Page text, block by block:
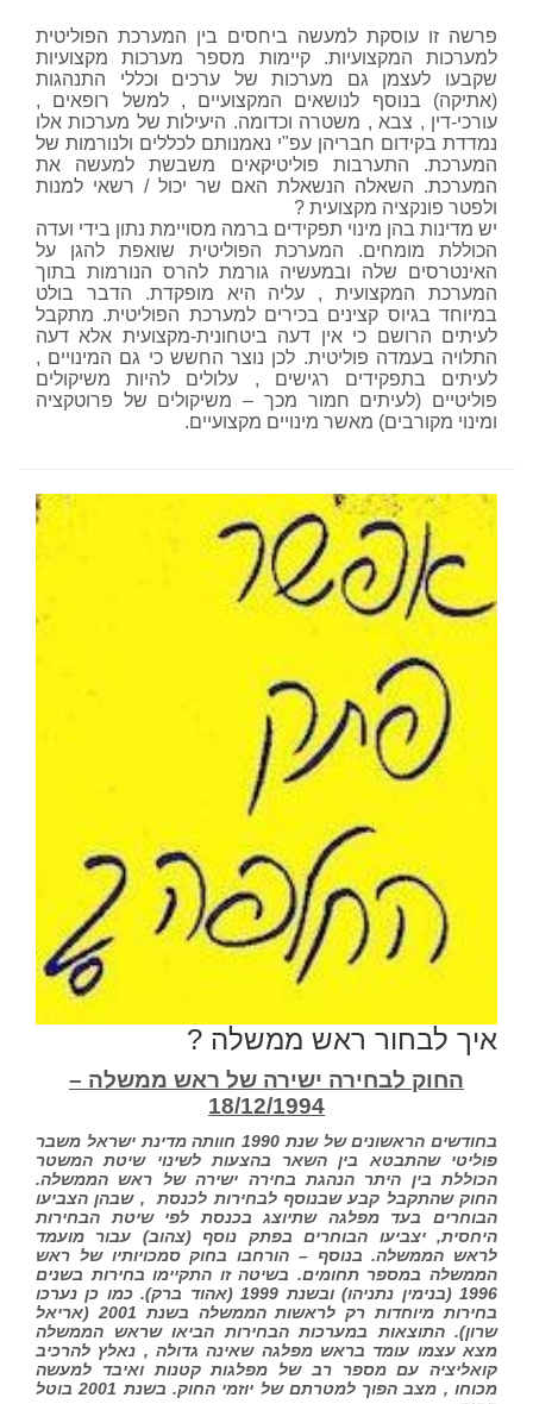
פרשה זו עוסקת למעשה ביחסים בין המערכת הפוליטית
למערכות המקצועיות. קיימות מספר מערכות מקצועיות
שקבעו לעצמן גם מערכות של ערכים וכללי התנהגות
(אתיקה) בנוסף לנושאים המקצועיים , למשל רופאים ,
עורכי-דין , צבא , משטרה וכדומה. היעילות של מערכות אלו
נמדדת בקידום חבריהן עפ"י נאמנותם לכללים ולנורמות של
המערכת. התערבות פוליטיקאים משבשת למעשה את
המערכת. השאלה הנשאלת האם שר יכול / רשאי למנות
ולפטר פונקציה מקצועית ?
יש מדינות בהן מינוי תפקידים ברמה מסויימת נתון בידי ועדה
הכוללת מומחים. המערכת הפוליטית שואפת להגן על
האינטרסים שלה ובמעשיה גורמת להרס הנורמות בתוך
המערכת המקצועית , עליה היא מופקדת. הדבר בולט
במיוחד בגיוס קצינים בכירים למערכת הפוליטית. מתקבל
לעיתים הרושם כי אין דעה ביטחונית-מקצועית אלא דעה
התלויה בעמדה פוליטית. לכן נוצר החשש כי גם המינויים ,
לעיתים בתפקידים רגישים , עלולים להיות משיקולים
פוליטיים (לעיתים חמור מכך – משיקולים של פרוטקציה
ומינוי מקורבים) מאשר מינויים מקצועיים.
איך לבחור ראש ממשלה ?
החוק לבחירה ישירה של ראש ממשלה –
18/12/1994
בחודשים הראשונים של שנת 1990 חוותה מדינת ישראל משבר
פוליטי שהתבטא בין השאר בהצעות לשינוי שיטת המשטר
הכוללת בין היתר הנהגת בחירה ישירה של ראש הממשלה.
החוק שהתקבל קבע שבנוסף לבחירות לכנסת , שבהן הצביעו
הבוחרים בעד מפלגה שתיוצג בכנסת לפי שיטת הבחירות
היחסית, יצביעו הבוחרים בפתק נוסף (צהוב) עבור מועמד
לראש הממשלה. בנוסף – הורחבו בחוק סמכויותיו של ראש
הממשלה במספר תחומים. בשיטה זו התקיימו בחירות בשנים
1996 (בנימין נתניהו) ובשנת 1999 (אהוד ברק). כמו כן נערכו
בחירות מיוחדות רק לראשות הממשלה בשנת 2001 (אריאל
שרון). התוצאות במערכות הבחירות הביאו שראש הממשלה
מצא עצמו עומד בראש מפלגה שאינה גדולה , נאלץ להרכיב
קואליציה עם מספר רב של מפלגות קטנות ואיבד למעשה
מכוחו , מצב הפוך למטרתם של יוזמי החוק. בשנת 2001 בוטל